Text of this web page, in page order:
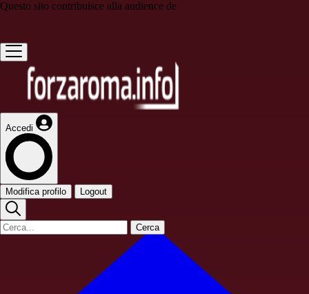
Questo sito contribuisce alla audience de
Accedi
Modifica profilo Logout
Cerca